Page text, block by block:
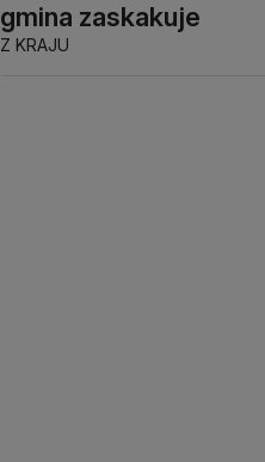
gmina zaskakuje
Z KRAJU